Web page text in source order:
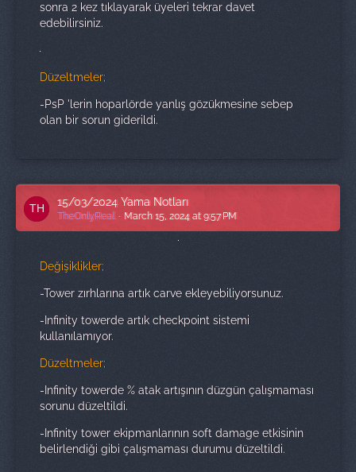
sonra 2 kez tıklayarak üyeleri tekrar davet
edebilirsiniz.
Düzeltmeler;
-PsP 'lerin hoparlörde yanlış gözükmesine sebep
olan bir sorun giderildi.
15/03/2024 Yama Notları
TheOnlyReal March 15, 2024 at 9:57 PM
Değişiklikler;
-Tower zırhlarına artık carve ekleyebiliyorsunuz.
-Infinity towerde artık checkpoint sistemi
kullanılamıyor.
Düzeltmeler;
-Infinity towerde % atak artışının düzgün çalışmaması
sorunu düzeltildi.
-Infinity tower ekipmanlarının soft damage etkisinin
belirlendiği gibi çalışmaması durumu düzeltildi.